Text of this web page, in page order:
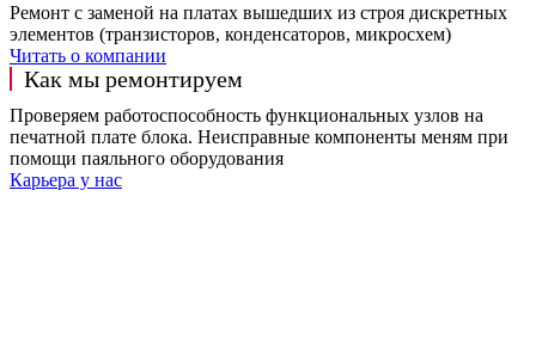
Ремонт с заменой на платах вышедших из строя дискретных
элементов (транзисторов, конденсаторов, микросхем)
Читать о компании
Как мы ремонтируем
Проверяем работоспособность функциональных узлов на
печатной плате блока. Неисправные компоненты меням при
помощи паяльного оборудования
Карьера у нас